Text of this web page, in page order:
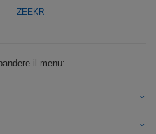
ZEEKR
il menu: